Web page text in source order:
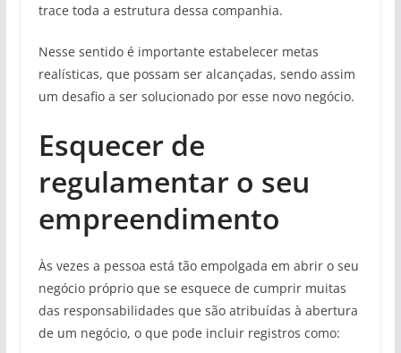
trace toda a estrutura dessa companhia.
Nesse sentido é importante estabelecer metas
realísticas, que possam ser alcançadas, sendo assim
um desafio a ser solucionado por esse novo negócio.
Esquecer de
regulamentar o seu
empreendimento
Às vezes a pessoa está tão empolgada em abrir o seu
negócio próprio que se esquece de cumprir muitas
das responsabilidades que são atribuídas à abertura
de um negócio, o que pode incluir registros como: